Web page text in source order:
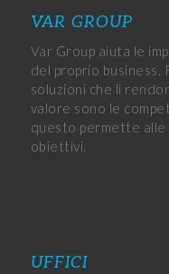
VAR GROUP
Var Group aiuta le
del proprio business.
soluzioni che li
valore sono le
questo permette alle
obiettivi.
UFFICI